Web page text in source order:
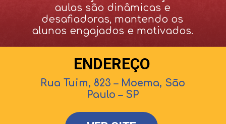
ENDEREÇO
Rua Tuim, 823 – Moema, São
Paulo – SP
aulas são dinâmicas e
desafiadoras, mantendo os
alunos engajados e motivados.